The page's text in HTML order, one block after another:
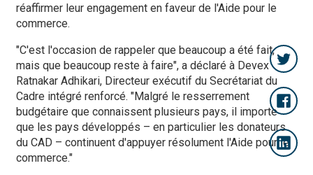
réaffirmer leur engagement en faveur de l'Aide pour le
commerce.
"C'est l'occasion de rappeler que beaucoup a été fait,
mais que beaucoup reste à faire", a déclaré à Devex
Ratnakar Adhikari, Directeur exécutif du Secrétariat du
Cadre intégré renforcé. "Malgré le resserrement
budgétaire que connaissent plusieurs pays, il importe
que les pays développés – en particulier les donateurs
du CAD – continuent d'appuyer résolument l'Aide pour le
commerce."